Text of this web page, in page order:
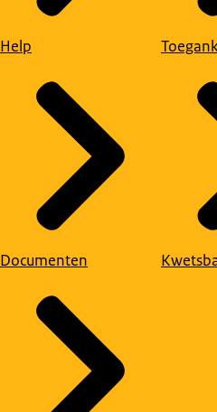
Help
Documenten